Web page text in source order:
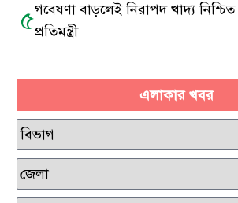
৫গবেষণা বাড়লেই নিরাপদ খাদ্য নিশ্চিত
প্রতিমন্ত্রী
এলাকার খবর